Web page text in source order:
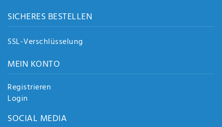
SICHERES BESTELLEN
SSL-Verschlüsselung
MEIN KONTO
Registrieren
Login
SOCIAL MEDIA